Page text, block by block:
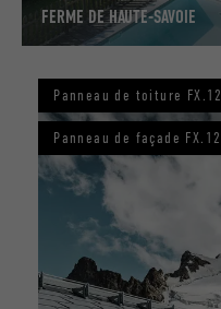
FERME DE HAUTE-SAVOIE
Panneau de toiture FX.12
Panneau de façade FX.12